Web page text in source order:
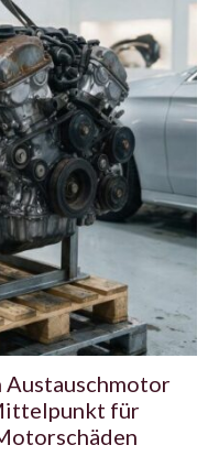
Austauschmotor
für